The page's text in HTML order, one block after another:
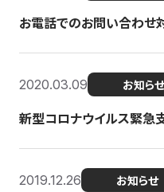
お電話でのお問い合わせ
2020.03.09 お知らせ
新型コロナウイルス緊急
2019.12.26 お知らせ